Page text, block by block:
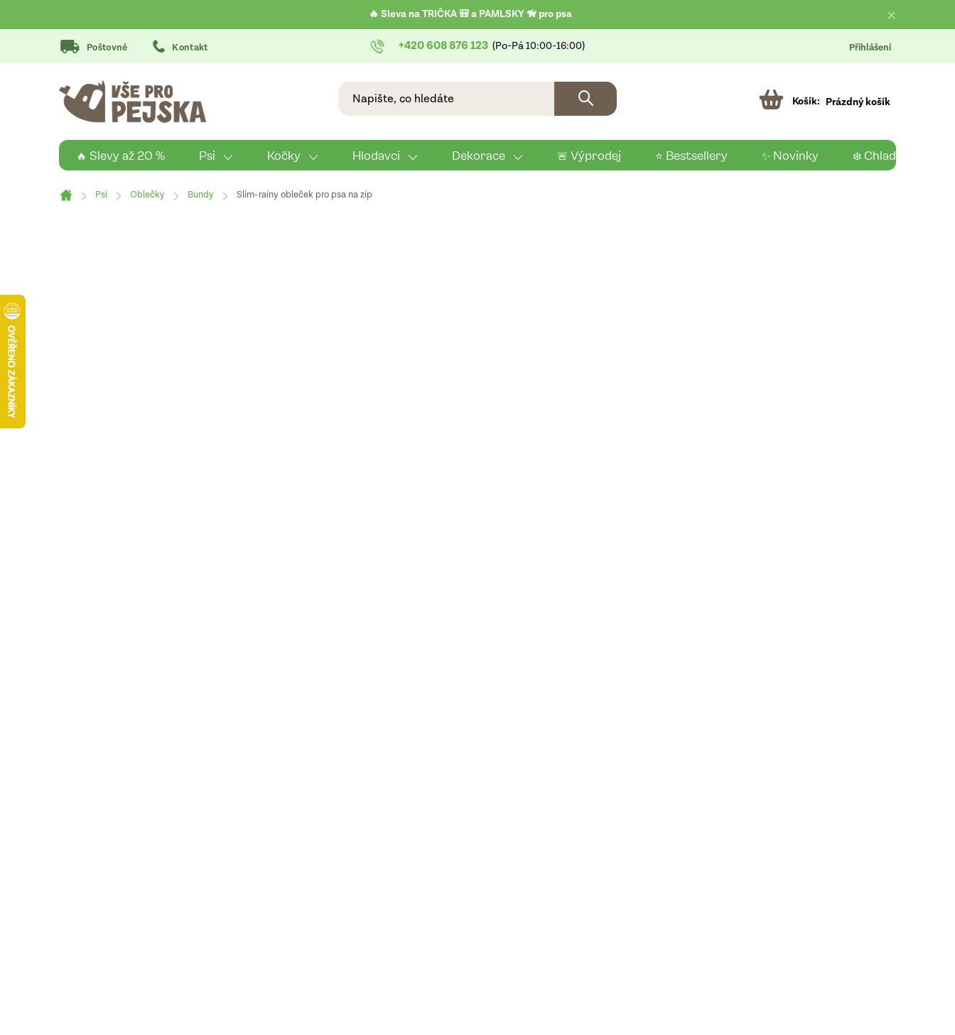
na
🔥 Sleva na TRIČKA 🎒 a PAMLSKY 🦮 pro psa
+420 608 876 123
Poštovné Kontakt Přihlášení
Prázdný košík
🔥 Slevy až 20 % Psi Kočky Hlodavci Dekorace 🚨 Výprodej ⭐ Bestsellery ✨ Novinky ❄️ Chladící
Domů
Psi Oblečky Bundy Slim-rainy obleček pro psa na zip